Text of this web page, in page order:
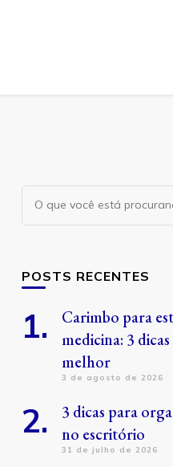
Procurando
algo?
POSTS RECENTES
Carimbo para
medicina: 3
melhor
3 de agosto de 2026
3 dicas para
no escritório
31 de julho de 2026